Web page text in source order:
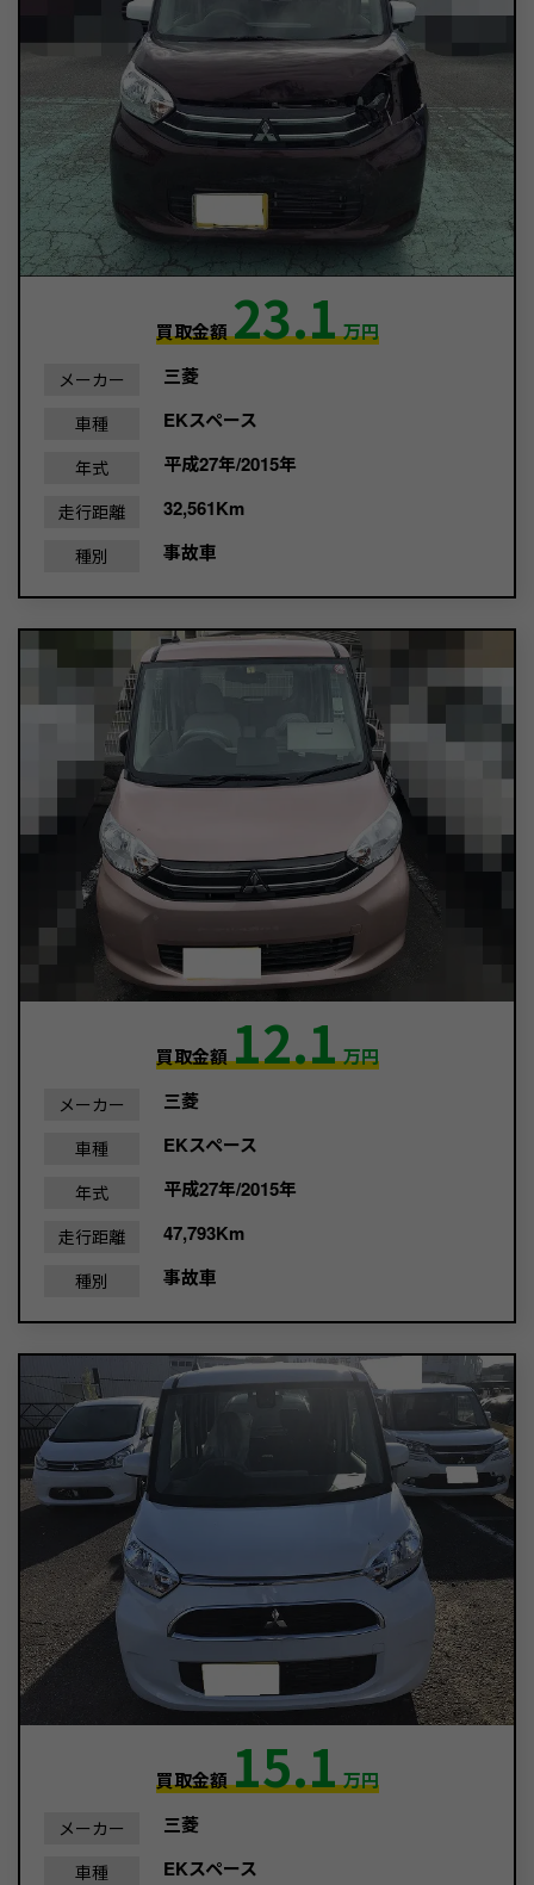
買取金額23.1万円
メーカー 三菱
車種 EKスペース
年式 平成27年/2015年
走行距離 32,561Km
種別 事故車
買取金額12.1万円
メーカー 三菱
車種 EKスペース
年式 平成27年/2015年
走行距離 47,793Km
種別 事故車
買取金額15.1万円
メーカー 三菱
車種 EKスペース